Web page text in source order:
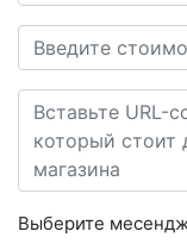
Выберите